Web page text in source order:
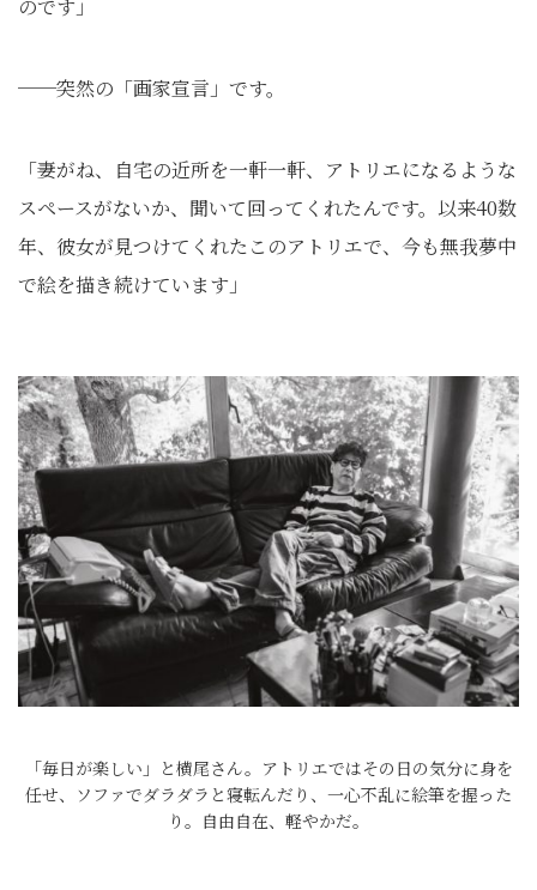
のです」
──突然の「画家宣言」です。
「妻がね、自宅の近所を一軒一軒、アトリエになるような
スペースがないか、聞いて回ってくれたんです。以来40数
年、彼女が見つけてくれたこのアトリエで、今も無我夢中
で絵を描き続けています」
「毎日が楽しい」と横尾さん。アトリエではその日の気分に身を
任せ、ソファでダラダラと寝転んだり、一心不乱に絵筆を握った
り。自由自在、軽やかだ。